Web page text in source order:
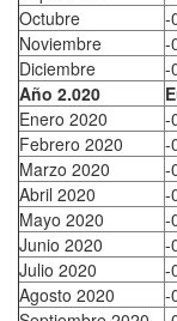
Octubre
-
Noviembre
-
Diciembre
-
Año 2.020
Enero 2020
-
Febrero 2020
-
Marzo 2020
-
Abril 2020
-
Mayo 2020
-
Junio 2020
-
Julio 2020
-
Agosto 2020
-